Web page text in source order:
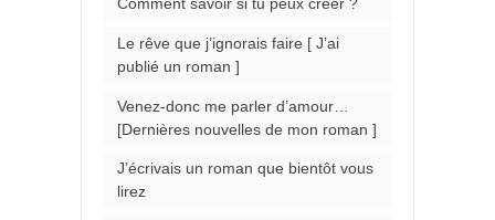
Comment savoir si tu peux créer ?
Le rêve que j’ignorais faire [ J’ai
publié un roman ]
Venez-donc me parler d’amour…
[Dernières nouvelles de mon roman ]
J’écrivais un roman que bientôt vous
lirez